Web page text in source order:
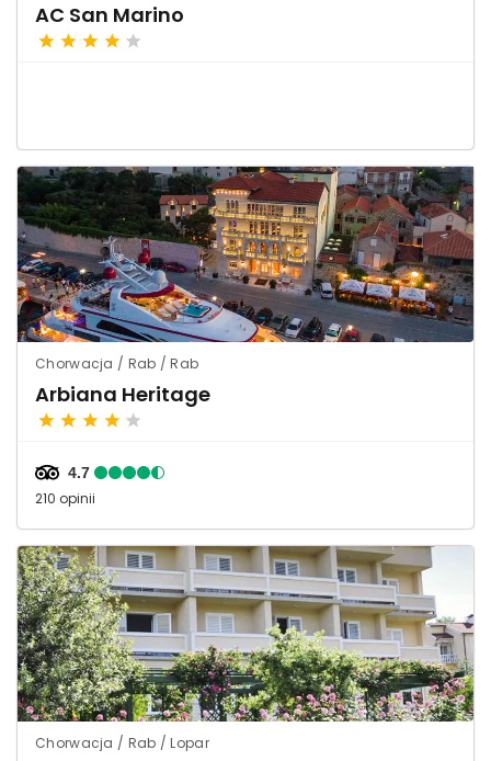
AC San Marino
Chorwacja / Rab / Rab
Arbiana Heritage
4.7
210 opinii
Chorwacja / Rab / Lopar